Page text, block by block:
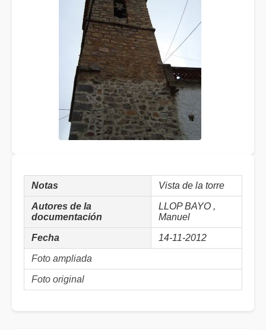
Notas Vista de la torre
Autores de la
documentación
LLOP BAYO ,
Manuel
Fecha 14-11-2012
Foto ampliada
Foto original